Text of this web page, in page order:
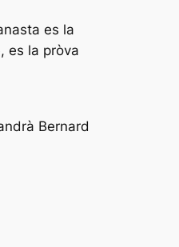
es la
es la pròva
Bernard